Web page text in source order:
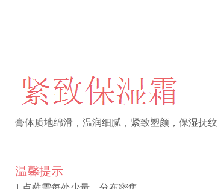
膏体质地绵滑，温润细腻，紧致塑颜，保湿抚纹
温馨提示